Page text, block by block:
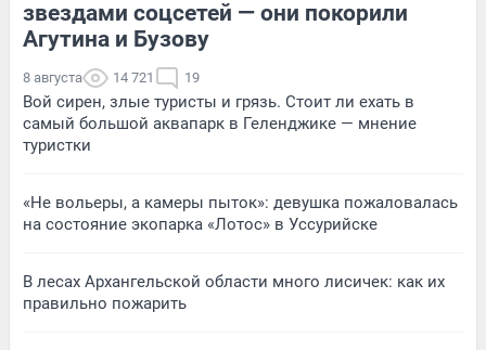
звездами соцсетей — они покорили
Агутина и Бузову
8 августа 14 721 19
Вой сирен, злые туристы и грязь. Стоит ли ехать в
самый большой аквапарк в Геленджике — мнение
туристки
«Не вольеры, а камеры пыток»: девушка пожаловалась
на состояние экопарка «Лотос» в Уссурийске
В лесах Архангельской области много лисичек: как их
правильно пожарить